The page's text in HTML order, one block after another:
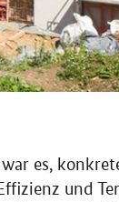
es,
und